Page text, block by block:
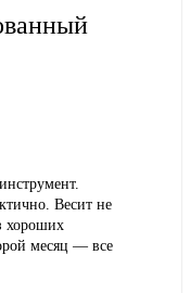
Весит не
хороших
месяц — все